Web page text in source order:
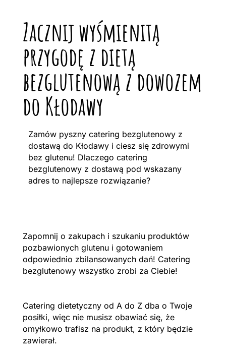
Zacznij wyśmienitą
przygodę z dietą
bezglutenową z dowozem
do Kłodawy
Zamów pyszny catering bezglutenowy z
dostawą do Kłodawy i ciesz się zdrowymi
bez glutenu! Dlaczego catering
bezglutenowy z dostawą pod wskazany
adres to najlepsze rozwiązanie?
Zapomnij o zakupach i szukaniu produktów
pozbawionych glutenu i gotowaniem
odpowiednio zbilansowanych dań! Catering
bezglutenowy wszystko zrobi za Ciebie!
Catering dietetyczny od A do Z dba o Twoje
posiłki, więc nie musisz obawiać się, że
omyłkowo trafisz na produkt, z który będzie
zawierał.